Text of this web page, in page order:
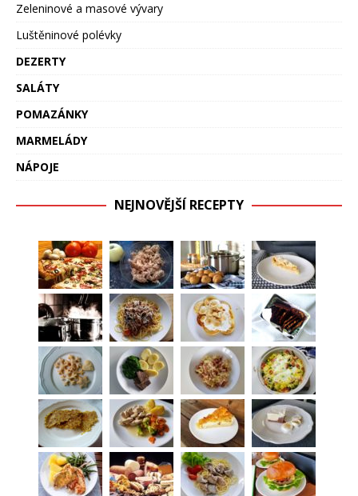
Zeleninové a masové vývary
Luštěninové polévky
DEZERTY
SALÁTY
POMAZÁNKY
MARMELÁDY
NÁPOJE
NEJNOVĚJŠÍ RECEPTY